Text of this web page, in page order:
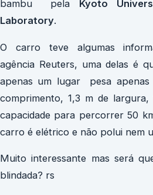
bambu pela Kyoto
Laboratory.
O carro teve algumas
agência Reuters, uma delas é
apenas um lugar pesa
comprimento, 1,3 m de
capacidade para percorrer 50
carro é elétrico e não polui nem
Muito interessante mas será
blindada? rs